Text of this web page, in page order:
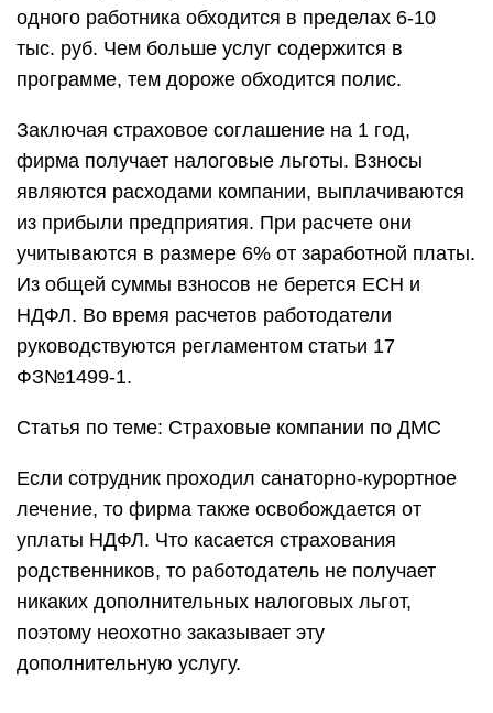
одного работника обходится в пределах 6-10
тыс. руб. Чем больше услуг содержится в
программе, тем дороже обходится полис.
Заключая страховое соглашение на 1 год,
фирма получает налоговые льготы. Взносы
являются расходами компании, выплачиваются
из прибыли предприятия. При расчете они
учитываются в размере 6% от заработной платы.
Из общей суммы взносов не берется ЕСН и
НДФЛ. Во время расчетов работодатели
руководствуются регламентом статьи 17
ФЗ№1499-1.
Статья по теме: Страховые компании по ДМС
Если сотрудник проходил санаторно-курортное
лечение, то фирма также освобождается от
уплаты НДФЛ. Что касается страхования
родственников, то работодатель не получает
никаких дополнительных налоговых льгот,
поэтому неохотно заказывает эту
дополнительную услугу.